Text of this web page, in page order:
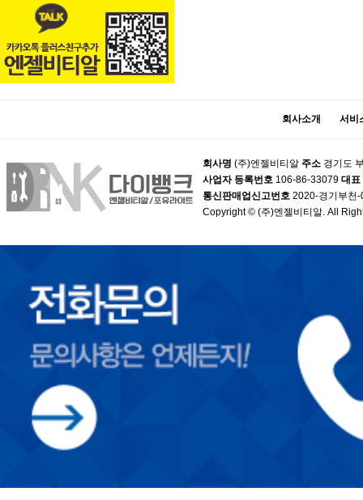
회사소개 서비
회사명 (주)엔젤비티알 주소 경기도
사업자 등록번호 106-86-33079 대표
통신판매업신고번호 2020-경기부천
Copyright © (주)엔젤비티알. All